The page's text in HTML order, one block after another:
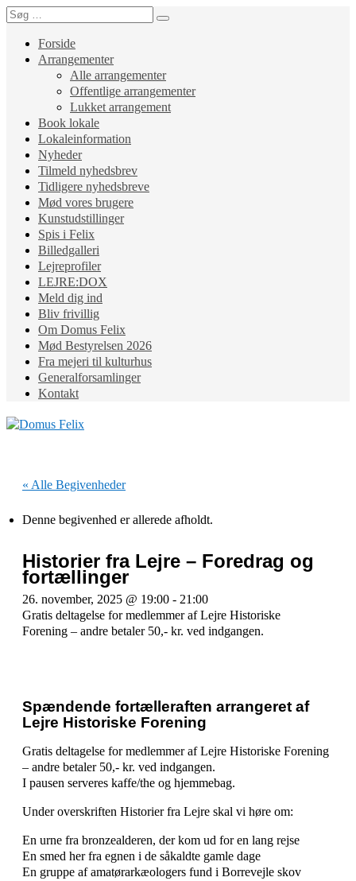
Forside
Arrangementer
Alle arrangementer
Offentlige arrangementer
Lukket arrangement
Book lokale
Lokaleinformation
Nyheder
Tilmeld nyhedsbrev
Tidligere nyhedsbreve
Mød vores brugere
Kunstudstillinger
Spis i Felix
Billedgalleri
Lejreprofiler
LEJRE:DOX
Meld dig ind
Bliv frivillig
Om Domus Felix
Mød Bestyrelsen 2026
Fra mejeri til kulturhus
Generalforsamlinger
Kontakt
« Alle Begivenheder
Denne begivenhed er allerede afholdt.
Historier fra Lejre – Foredrag og
fortællinger
26. november, 2025 @ 19:00 - 21:00
Gratis deltagelse for medlemmer af Lejre Historiske
Forening – andre betaler 50,- kr. ved indgangen.
Spændende fortælleraften arrangeret af
Lejre Historiske Forening
Gratis deltagelse for medlemmer af Lejre Historiske Forening
– andre betaler 50,- kr. ved indgangen.
I pausen serveres kaffe/the og hjemmebag.
Under overskriften Historier fra Lejre skal vi høre om:
En urne fra bronzealderen, der kom ud for en lang rejse
En smed her fra egnen i de såkaldte gamle dage
En gruppe af amatørarkæologers fund i Borrevejle skov